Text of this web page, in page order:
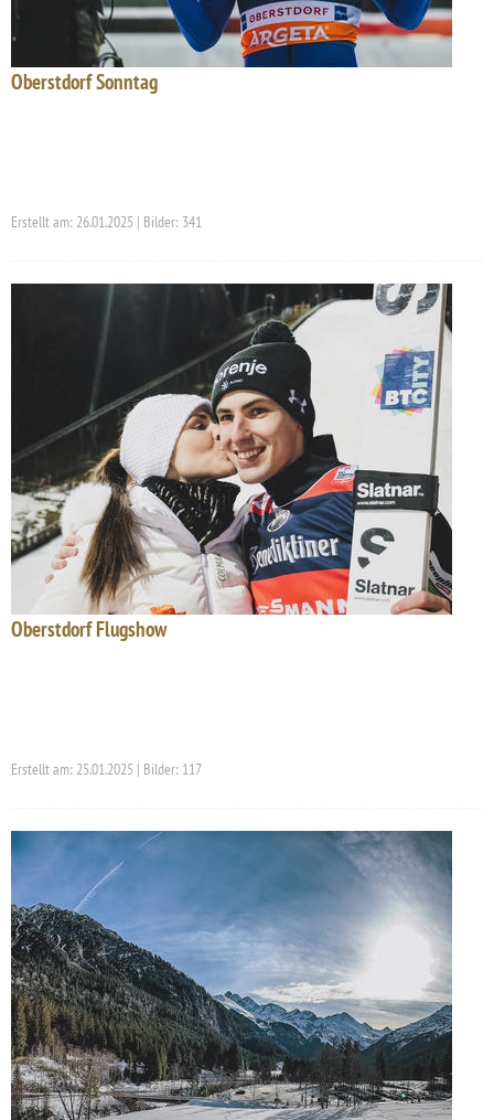
Oberstdorf Sonntag
Erstellt am: 26.01.2025 | Bilder: 341
Oberstdorf Flugshow
Erstellt am: 25.01.2025 | Bilder: 117